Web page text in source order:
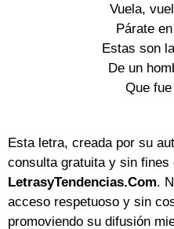
Vuela,
Párate
Estas son
De un
Que
Esta letra, creada por su
consulta gratuita y sin fines
LetrasyTendencias.Com.
acceso respetuoso y sin
promoviendo su difusión